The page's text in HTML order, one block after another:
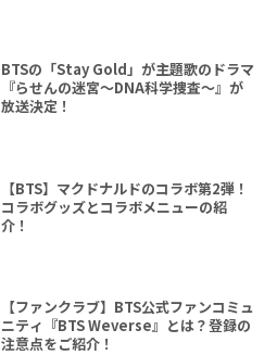
BTSの「Stay Gold」が主題歌のドラマ
『らせんの迷宮～DNA科学捜査～』が
放送決定！
【BTS】マクドナルドのコラボ第2弾！
コラボグッズとコラボメニューの紹
介！
【ファンクラブ】BTS公式ファンコミュ
ニティ『BTS Weverse』とは？登録の
注意点をご紹介！